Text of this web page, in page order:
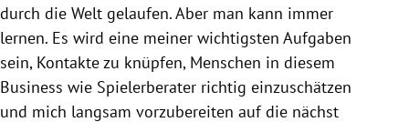
durch die Welt gelaufen. Aber man kann immer
lernen. Es wird eine meiner wichtigsten Aufgaben
sein, Kontakte zu knüpfen, Menschen in diesem
Business wie Spielerberater richtig einzuschätzen
und mich langsam vorzubereiten auf die nächst